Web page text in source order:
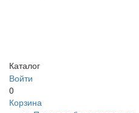
Каталог
Войти
0
Корзина